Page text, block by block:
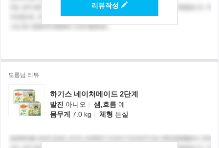
리뷰작성
도롱님 리뷰
하기스 네이처메이드 2단계
발진 아니오 | 샘,흐름 예
몸무게 7.0 kg | 체형 튼실